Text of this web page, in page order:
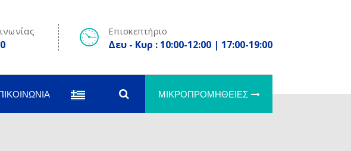
Επισκεπτήριο
Δευ - Κυρ : 10:00-12:00 | 17:00-19:00
ΜΙΚΡΟΠΡΟΜΉΘΕΙΕΣ